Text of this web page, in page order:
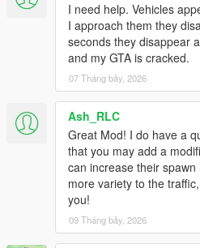
I need help. Vehicles
I approach them they
seconds they disappear
and my GTA is cracked.
07 Tháng bảy, 2026
Ash_RLC
Great Mod! I do have a
that you may add a
can increase their
more variety to the
you!
09 Tháng bảy, 2026